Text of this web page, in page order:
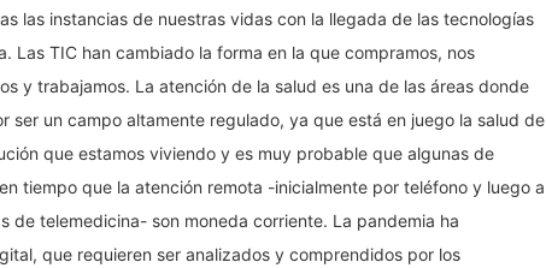
las instancias de nuestras vidas con la llegada de las tecnologías
Las TIC han cambiado la forma en la que compramos, nos
y trabajamos. La atención de la salud es una de las áreas donde
ser un campo altamente regulado, ya que está en juego la salud de
que estamos viviendo y es muy probable que algunas de
tiempo que la atención remota -inicialmente por teléfono y luego a
de telemedicina- son moneda corriente. La pandemia ha
que requieren ser analizados y comprendidos por los